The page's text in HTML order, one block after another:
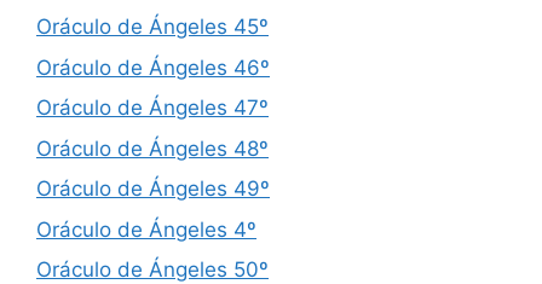
Oráculo de Ángeles 45º
Oráculo de Ángeles 46º
Oráculo de Ángeles 47º
Oráculo de Ángeles 48º
Oráculo de Ángeles 49º
Oráculo de Ángeles 4º
Oráculo de Ángeles 50º